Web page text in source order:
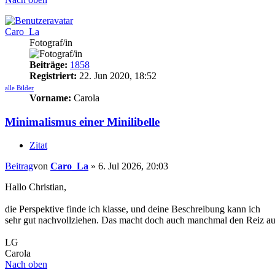
Caro_La
Fotograf/in
Beiträge: 1858
Registriert: 22. Jun 2020, 18:52
alle Bilder
Vorname: Carola
Minimalismus einer Minilibelle
Zitat
Beitragvon Caro_La » 6. Jul 2026, 20:03
Hallo Christian,
die Perspektive finde ich klasse, und deine Beschreibung kann ich
sehr gut nachvollziehen. Das macht doch auch manchmal den Reiz
LG
Carola
Nach oben